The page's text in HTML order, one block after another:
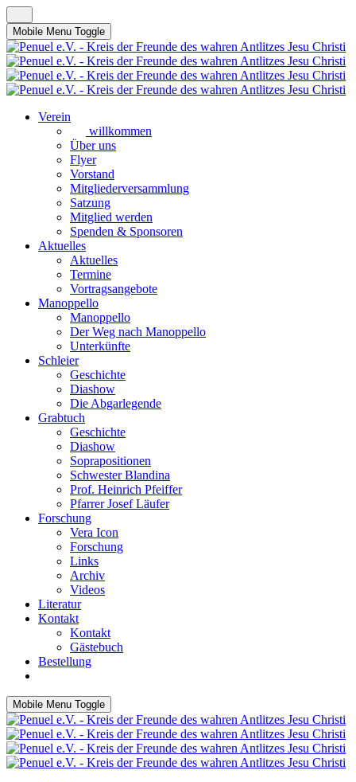
Mobile Menu Toggle
Verein
willkommen
Über uns
Flyer
Vorstand
Mitgliederversammlung
Satzung
Mitglied werden
Spenden & Sponsoren
Aktuelles
Aktuelles
Termine
Vortragsangebote
Manoppello
Manoppello
Der Weg nach Manoppello
Unterkünfte
Schleier
Geschichte
Diashow
Die Abgarlegende
Grabtuch
Geschichte
Diashow
Soprapositionen
Schwester Blandina
Prof. Heinrich Pfeiffer
Pfarrer Josef Läufer
Forschung
Vera Icon
Forschung
Links
Archiv
Videos
Literatur
Kontakt
Kontakt
Gästebuch
Bestellung
Mobile Menu Toggle